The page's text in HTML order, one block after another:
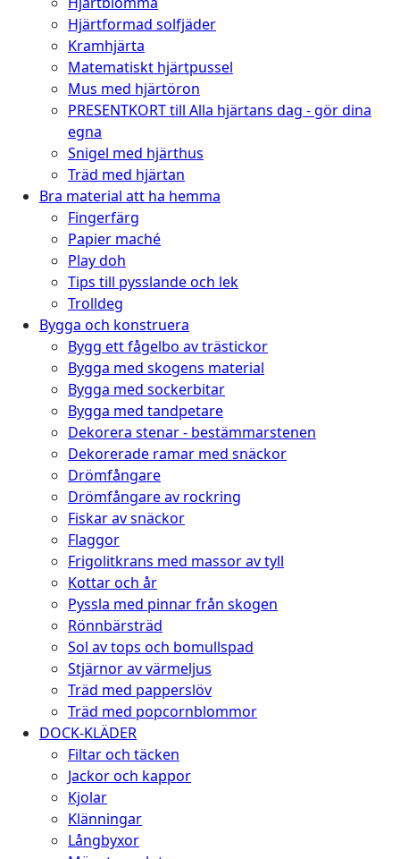
Hjärtformad solfjäder
Kramhjärta
Matematiskt hjärtpussel
Mus med hjärtöron
PRESENTKORT till Alla hjärtans dag - gör dina
egna
Snigel med hjärthus
Träd med hjärtan
Bra material att ha hemma
Fingerfärg
Papier maché
Play doh
Tips till pysslande och lek
Trolldeg
Bygga och konstruera
Bygg ett fågelbo av trästickor
Bygga med skogens material
Bygga med sockerbitar
Bygga med tandpetare
Dekorera stenar - bestämmarstenen
Dekorerade ramar med snäckor
Drömfångare
Drömfångare av rockring
Fiskar av snäckor
Flaggor
Frigolitkrans med massor av tyll
Kottar och år
Pyssla med pinnar från skogen
Rönnbärsträd
Sol av tops och bomullspad
Stjärnor av värmeljus
Träd med papperslöv
Träd med popcornblommor
DOCK-KLÄDER
Filtar och täcken
Jackor och kappor
Kjolar
Klänningar
Långbyxor